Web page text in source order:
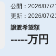
公開：2026/07/
更新：2026/07/
譲渡希望額
-----万円